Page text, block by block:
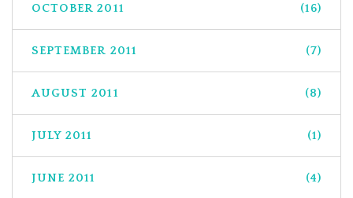
OCTOBER 2011 (16)
SEPTEMBER 2011 (7)
AUGUST 2011 (8)
JULY 2011 (1)
JUNE 2011 (4)